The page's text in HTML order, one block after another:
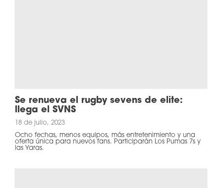
Se renueva el rugby sevens de elite:
llega el SVNS
18 de julio, 2023
Ocho fechas, menos equipos, más entretenimiento y una
oferta única para nuevos fans. Participarán Los Pumas 7s y
las Yaras.